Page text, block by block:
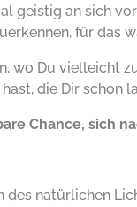
geistig an sich
für das
wo Du vielleicht
die Dir schon
Chance, sich
des natürlichen